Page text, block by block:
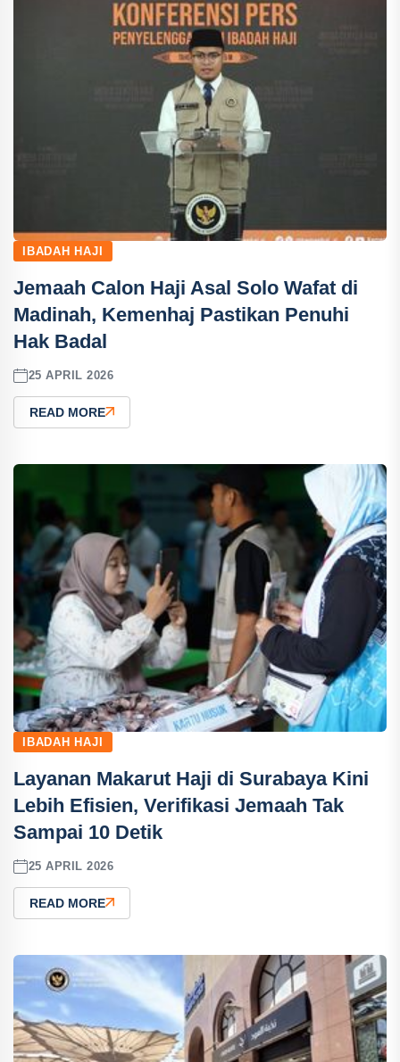
IBADAH HAJI
Jemaah Calon Haji Asal Solo Wafat di
Madinah, Kemenhaj Pastikan Penuhi
Hak Badal
25 APRIL 2026
READ MORE
IBADAH HAJI
Layanan Makarut Haji di Surabaya Kini
Lebih Efisien, Verifikasi Jemaah Tak
Sampai 10 Detik
25 APRIL 2026
READ MORE